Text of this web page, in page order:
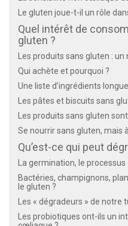
Le gluten joue-t-il un rôle
Quel intérêt de
gluten ?
Les produits sans gluten :
Qui achète et pourquoi ?
Une liste d’ingrédients
Les pâtes et biscuits sans
Les produits sans gluten
Se nourrir sans gluten, mais
Qu’est-ce qui peut
La germination, le
Bactéries, champignons,
le gluten ?
Les « dégradeurs » de notre
Les probiotiques ont-ils un